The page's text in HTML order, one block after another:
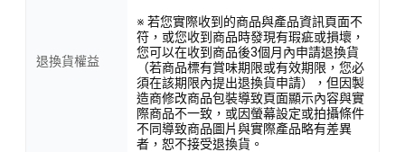
退換貨權益
※ 若您實際收到的商品與產品資訊頁面不
符，或您收到商品時發現有瑕疵或損壞，
您可以在收到商品後3個月內申請退換貨
（若商品標有賞味期限或有效期限，您必
須在該期限內提出退換貨申請），但因製
造商修改商品包裝導致頁面顯示內容與實
際商品不一致，或因螢幕設定或拍攝條件
不同導致商品圖片與實際產品略有差異
者，恕不接受退換貨。